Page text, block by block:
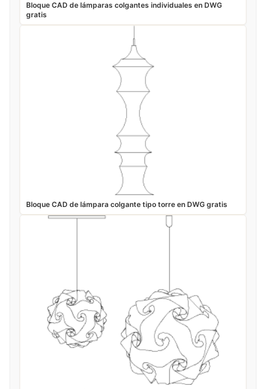
Bloque CAD de lámparas colgantes individuales en DWG
gratis
Bloque CAD de lámpara colgante tipo torre en DWG gratis